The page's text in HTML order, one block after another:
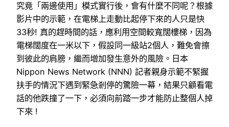
究竟「兩邊使用」模式實行後，會有什麼不同呢？根據
影片中的示範，在電梯上走動比起停下來的人只是快
33秒! 真的趕時間的話，應利用空間較寬闊樓梯，因為
電梯闊度在一米以下，假設同一級站2個人，難免會擦
到彼此的肩膀，繼而增加發生意外的風險。日本
Nippon News Network (NNN) 記者親身示範不緊握
扶手的情況下遇到緊急剎停的驚險一幕，結果只顧看電
話的他跌撞了一下，必須向前踏一步才能防止整個人掉
下來 !